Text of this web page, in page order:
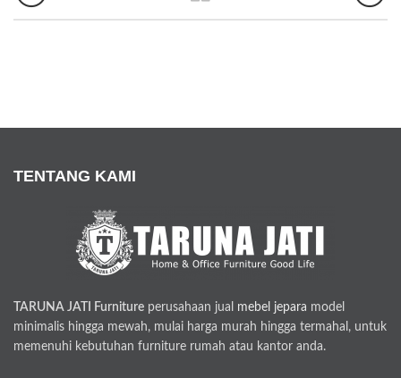
TENTANG KAMI
TARUNA JATI Furniture perusahaan jual mebel jepara model
minimalis hingga mewah, mulai harga murah hingga termahal, untuk
memenuhi kebutuhan furniture rumah atau kantor anda.